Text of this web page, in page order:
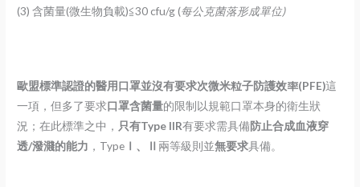
(3) 含菌量(微生物負載)≦30 cfu/g (每公克菌落形成單位)
歐盟標準認證的醫用口罩並沒有要求次微米粒子防護效率(PFE)這
一項，但多了要求口罩含菌量的限制以規範口罩本身的衛生狀
況；在此標準之中， 只有Type IIR有要求需具備防止合成血液穿
透/潑濺的能力 ，Type Ⅰ、Ⅱ 兩等級則並無要求具備。